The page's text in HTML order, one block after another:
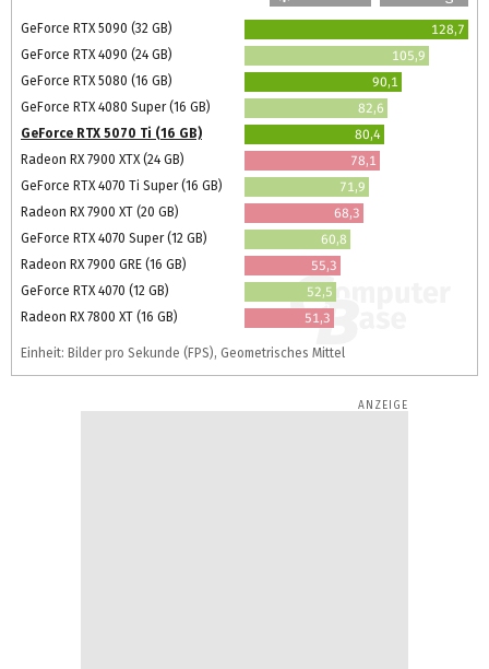
GeForce RTX 5090 (32 GB)
128,7
GeForce RTX 4090 (24 GB)
105,9
GeForce RTX 5080 (16 GB)
90,1
GeForce RTX 4080 Super (16 GB)
82,6
GeForce RTX 5070 Ti (16 GB)
80,4
Radeon RX 7900 XTX (24 GB)
78,1
GeForce RTX 4070 Ti Super (16 GB)
71,9
Radeon RX 7900 XT (20 GB)
68,3
GeForce RTX 4070 Super (12 GB)
60,8
Radeon RX 7900 GRE (16 GB)
55,3
GeForce RTX 4070 (12 GB)
52,5
Radeon RX 7800 XT (16 GB)
51,3
Einheit: Bilder pro Sekunde (FPS), Geometrisches Mittel